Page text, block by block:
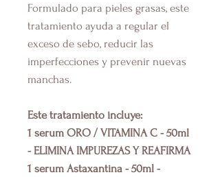
Formulado para pieles grasas, este
tratamiento ayuda a regular el
exceso de sebo, reducir las
imperfecciones y prevenir nuevas
manchas.
Este tratamiento incluye:
1 serum ORO / VITAMINA C - 50ml
- ELIMINA IMPUREZAS Y REAFIRMA
1 serum Astaxantina - 50ml -